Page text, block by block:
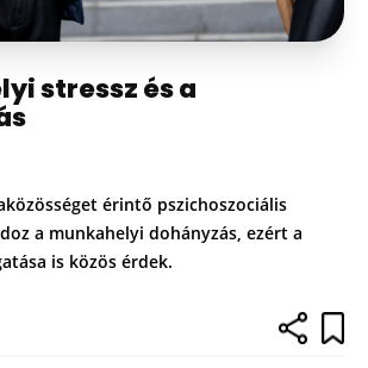
stressz és a
érintő pszichoszociális
a munkahelyi dohányzás, ezért a
is közös érdek.